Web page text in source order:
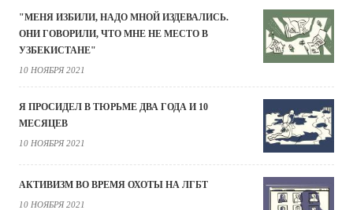
"МЕНЯ ИЗБИЛИ, НАДО МНОЙ ИЗДЕВАЛИСЬ.
ОНИ ГОВОРИЛИ, ЧТО МНЕ НЕ МЕСТО В
УЗБЕКИСТАНЕ"
10 НОЯБРЯ 2021
Я ПРОСИДЕЛ В ТЮРЬМЕ ДВА ГОДА И 10
МЕСЯЦЕВ
10 НОЯБРЯ 2021
АКТИВИЗМ ВО ВРЕМЯ ОХОТЫ НА ЛГБТ
10 НОЯБРЯ 2021